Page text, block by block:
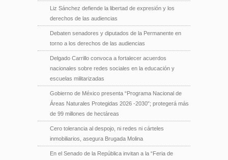
Liz Sánchez defiende la libertad de expresión y los
derechos de las audiencias
Debaten senadores y diputados de la Permanente en
torno a los derechos de las audiencias
Delgado Carrillo convoca a fortalecer acuerdos
nacionales sobre redes sociales en la educación y
escuelas militarizadas
Gobierno de México presenta “Programa Nacional de
Áreas Naturales Protegidas 2026 -2030”; protegerá más
de 99 millones de hectáreas
Cero tolerancia al despojo, ni redes ni cárteles
inmobiliarios, asegura Brugada Molina
En el Senado de la República invitan a la “Feria de